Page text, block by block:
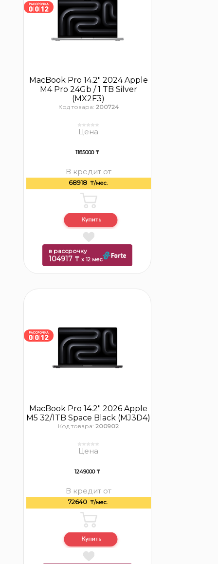
MacBook Pro 14.2″ 2024 Apple
M4 Pro 24Gb / 1 TB Silver
(MX2F3)
Код товара: 200724
Цена
1185000 ₸
В кредит от
68918 ₸/мес.
в рассрочку
104917 ₸ x 12 мес
MacBook Pro 14.2″ 2026 Apple
M5 32/1TB Space Black (MJ3D4)
Код товара: 200902
Цена
1249000 ₸
В кредит от
72640 ₸/мес.